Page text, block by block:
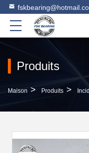
Produits
Maison > Produits >